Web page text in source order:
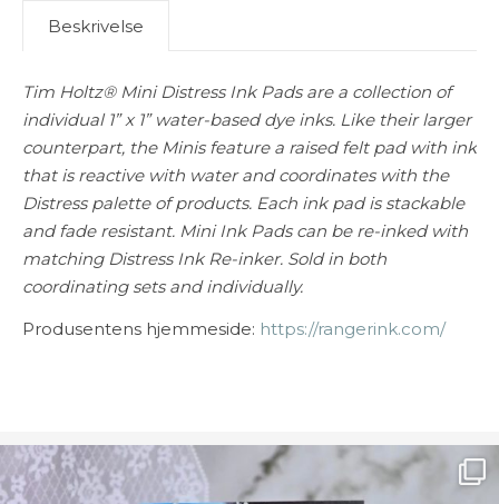
Beskrivelse
Tim Holtz® Mini Distress Ink Pads are a collection of
individual 1” x 1” water-based dye inks. Like their larger
counterpart, the Minis feature a raised felt pad with ink
that is reactive with water and coordinates with the
Distress palette of products. Each ink pad is stackable
and fade resistant. Mini Ink Pads can be re-inked with
matching Distress Ink Re-inker. Sold in both
coordinating sets and individually.
Produsentens hjemmeside: https://rangerink.com/
Ønsk